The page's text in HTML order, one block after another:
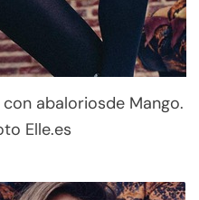
abaloriosde Mango.
Elle.es